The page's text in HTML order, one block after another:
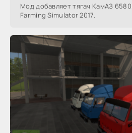
Мод добавляет тягач КамАЗ
Farming Simulator 2017.